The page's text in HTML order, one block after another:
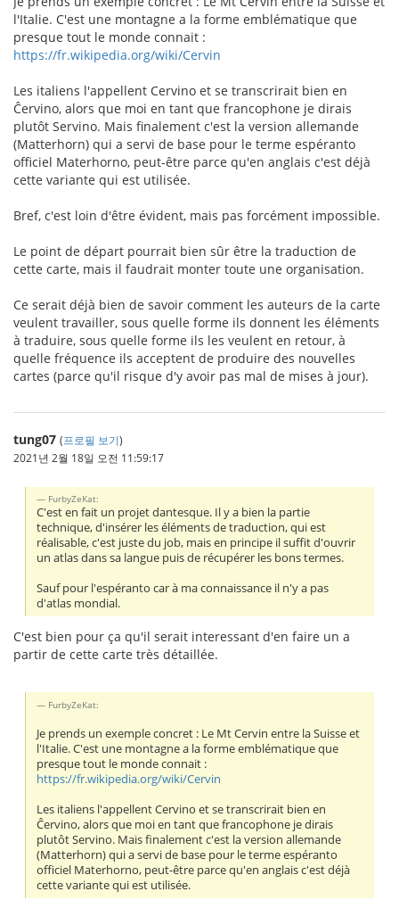
l'Italie. C'est une montagne a la forme emblématique que
presque tout le monde connait :
https://fr.wikipedia.org/wiki/Cervin
Les italiens l'appellent Cervino et se transcrirait bien en
Ĉervino, alors que moi en tant que francophone je dirais
plutôt Servino. Mais finalement c'est la version allemande
(Matterhorn) qui a servi de base pour le terme espéranto
officiel Materhorno, peut-être parce qu'en anglais c'est déjà
cette variante qui est utilisée.
Bref, c'est loin d'être évident, mais pas forcément impossible.
Le point de départ pourrait bien sûr être la traduction de
cette carte, mais il faudrait monter toute une organisation.
Ce serait déjà bien de savoir comment les auteurs de la carte
veulent travailler, sous quelle forme ils donnent les éléments
à traduire, sous quelle forme ils les veulent en retour, à
quelle fréquence ils acceptent de produire des nouvelles
cartes (parce qu'il risque d'y avoir pas mal de mises à jour).
tung07 (프로필 보기)
2021년 2월 18일 오전 11:59:17
FurbyZeKat:
C'est en fait un projet dantesque. Il y a bien la partie
technique, d'insérer les éléments de traduction, qui est
réalisable, c'est juste du job, mais en principe il suffit d'ouvrir
un atlas dans sa langue puis de récupérer les bons termes.
Sauf pour l'espéranto car à ma connaissance il n'y a pas
d'atlas mondial.
C'est bien pour ça qu'il serait interessant d'en faire un a
partir de cette carte très détaillée.
FurbyZeKat:
Je prends un exemple concret : Le Mt Cervin entre la Suisse et
l'Italie. C'est une montagne a la forme emblématique que
presque tout le monde connait :
https://fr.wikipedia.org/wiki/Cervin
Les italiens l'appellent Cervino et se transcrirait bien en
Ĉervino, alors que moi en tant que francophone je dirais
plutôt Servino. Mais finalement c'est la version allemande
(Matterhorn) qui a servi de base pour le terme espéranto
officiel Materhorno, peut-être parce qu'en anglais c'est déjà
cette variante qui est utilisée.